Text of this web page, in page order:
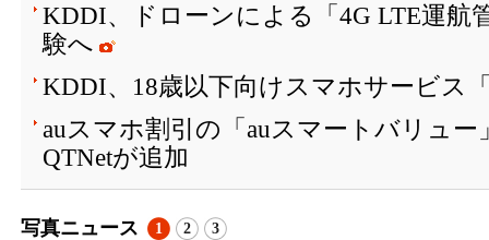
KDDI、ドローンによる「4G LTE運航
験へ
KDDI、18歳以下向けスマホサービス
auスマホ割引の「auスマートバリュー
QTNetが追加
写真ニュース 1 2 3